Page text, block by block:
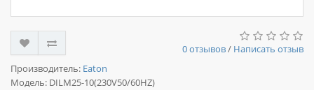
0 отзывов/ Написать отзыв
Производитель: Eaton
Модель: DILM25-10(230V50/60HZ)